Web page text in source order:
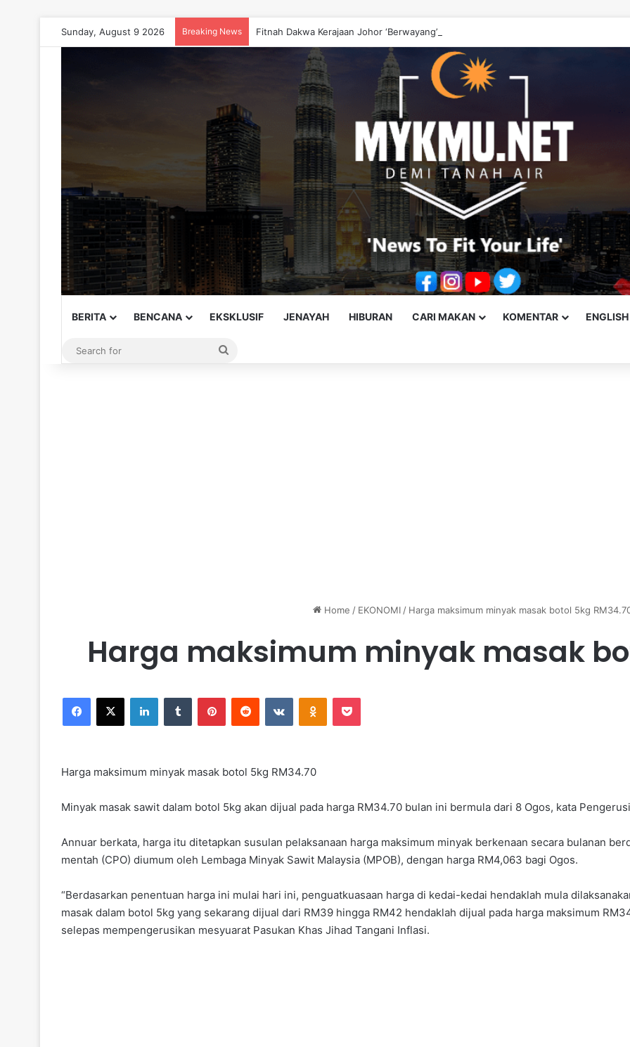
Sunday, August 9 2026 Breaking News Fitnah Dakwa Kerajaan Johor ‘Berwayang’ Perlu Diperbetulkan – Onn Hafiz
BERITA BENCANA EKSKLUSIF JENAYAH HIBURAN CARI MAKAN KOMENTAR
Home / EKONOMI / Harga maksimum minyak masak botol 5kg
Harga maksimum minyak masak
Harga maksimum minyak masak botol 5kg RM34.70
Minyak masak sawit dalam botol 5kg akan dijual pada harga RM34.70 bulan ini bermula dari 8 Ogos, kata
Annuar berkata, harga itu ditetapkan susulan pelaksanaan harga maksimum minyak berkenaan secara bulanan
mentah (CPO) diumum oleh Lembaga Minyak Sawit Malaysia (MPOB), dengan harga RM4,063 bagi Ogos.
“Berdasarkan penentuan harga ini mulai hari ini, penguatkuasaan harga di kedai-kedai hendaklah mula
masak dalam botol 5kg yang sekarang dijual dari RM39 hingga RM42 hendaklah dijual pada harga maksimum
selepas mempengerusikan mesyuarat Pasukan Khas Jihad Tangani Inflasi.